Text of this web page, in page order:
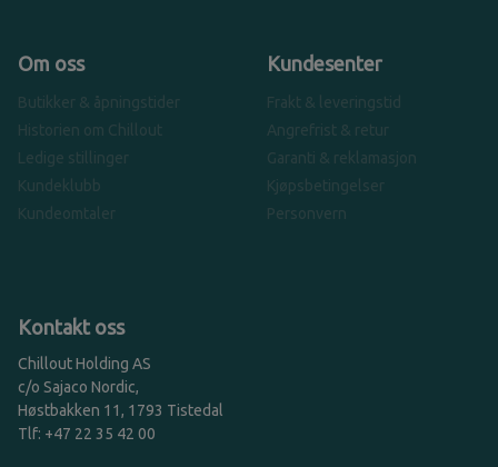
Om oss
Butikker & åpningstider
Historien om Chillout
Ledige stillinger
Kundeklubb
Kundeomtaler
Kundesenter
Frakt & leveringstid
Angrefrist & retur
Garanti & reklamasjon
Kjøpsbetingelser
Personvern
Kontakt oss
Chillout Holding AS
c/o Sajaco Nordic,
Høstbakken 11, 1793 Tistedal
Tlf: +47 22 35 42 00